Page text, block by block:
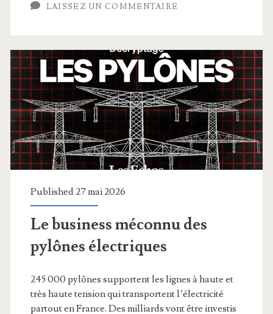
la
température
!
LAISSEZ UN COMMENTAIRE
Published 27 mai 2026
Le business méconnu des
pylônes électriques
245 000 pylônes supportent les lignes à haute et
très haute tension qui transportent l’électricité
partout en France. Des milliards vont être investis